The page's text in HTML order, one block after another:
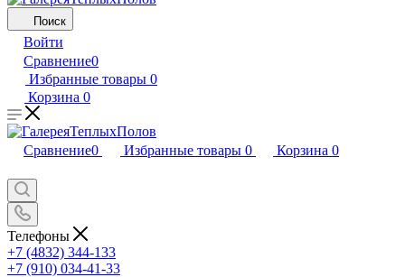
Поиск
Войти
Сравнение0
Избранные товары 0
Корзина 0
Сравнение0 Избранные товары 0 Корзина 0
Телефоны
+7 (4832) 344-133
+7 (910) 034-41-33